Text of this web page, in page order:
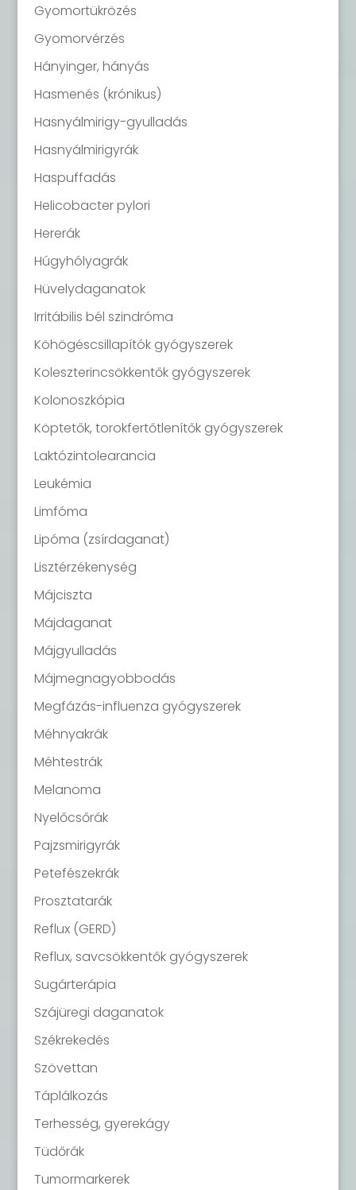
Gyomortükrözés
Gyomorvérzés
Hányinger, hányás
Hasmenés (krónikus)
Hasnyálmirigy-gyulladás
Hasnyálmirigyrák
Haspuffadás
Helicobacter pylori
Hererák
Húgyhólyagrák
Hüvelydaganatok
Irritábilis bél szindróma
Köhögéscsillapítók gyógyszerek
Koleszterincsökkentők gyógyszerek
Kolonoszkópia
Köptetők, torokfertőtlenítők gyógyszerek
Laktózintolearancia
Leukémia
Limfóma
Lipóma (zsírdaganat)
Lisztérzékenység
Májciszta
Májdaganat
Májgyulladás
Májmegnagyobbodás
Megfázás-influenza gyógyszerek
Méhnyakrák
Méhtestrák
Melanoma
Nyelőcsőrák
Pajzsmirigyrák
Petefészekrák
Prosztatarák
Reflux (GERD)
Reflux, savcsökkentők gyógyszerek
Sugárterápia
Szájüregi daganatok
Székrekedés
Szövettan
Táplálkozás
Terhesség, gyerekágy
Tüdőrák
Tumormarkerek